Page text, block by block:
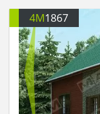
4M1867